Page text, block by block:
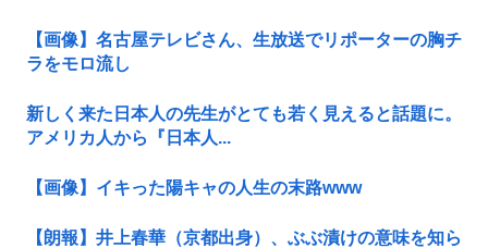
【画像】名古屋テレビさん、生放送でリポーターの胸チ
ラをモロ流し
新しく来た日本人の先生がとても若く見えると話題に。
アメリカ人から『日本人...
【画像】イキった陽キャの人生の末路www
【朗報】井上春華（京都出身）、ぶぶ漬けの意味を知ら